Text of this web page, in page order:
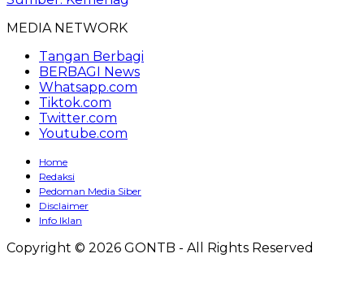
MEDIA NETWORK
Tangan Berbagi
BERBAGI News
Whatsapp.com
Tiktok.com
Twitter.com
Youtube.com
Home
Redaksi
Pedoman Media Siber
Disclaimer
Info Iklan
Copyright © 2026 GONTB - All Rights Reserved